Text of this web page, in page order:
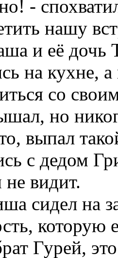
-
нашу
и её дочь
на кухне,
со
но
выпал
с дедом
видит.
сидел на
Гурей,